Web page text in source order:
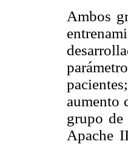
Ambos
aumento
grupo de
Apache